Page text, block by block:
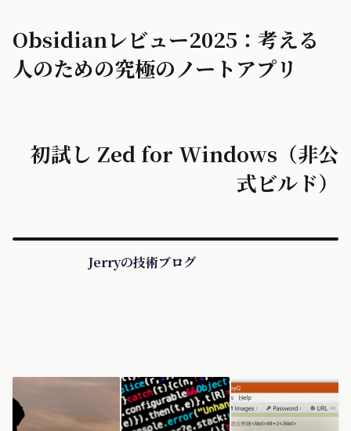
Obsidianレビュー2025：考える
人のための究極のノートアプリ
初試し Zed for Windows（非公
式ビルド）
Jerryの技術ブログ